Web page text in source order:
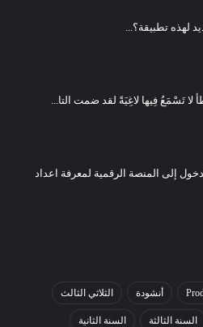
لهذه تطبيقة؟...
إلى المنصة الرقمية لمعرفة اعداد
أنشودة الثلاثي الثالث
السنة الثالثة السنة الثانية